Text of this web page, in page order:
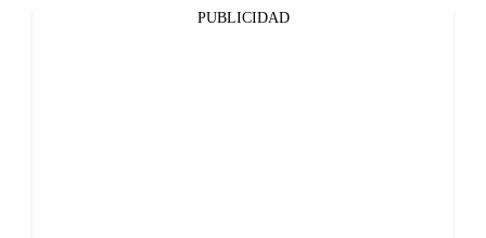
PUBLICIDAD